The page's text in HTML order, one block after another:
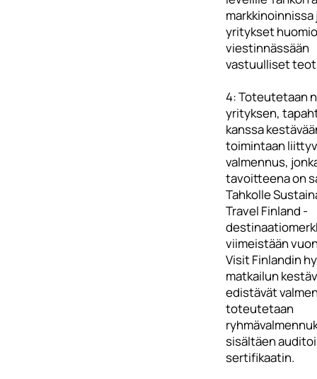
markkinoinnissa
yritykset
viestinnässään
vastuulliset
4: Toteutetaan
yrityksen,
kanssa
toimintaan
valmennus,
tavoitteena on
Tahkolle
Travel Finland -
viimeistään
Visit Finlandin
matkailun
edistävät
toteutetaan
sisältäen
sertifikaatin.